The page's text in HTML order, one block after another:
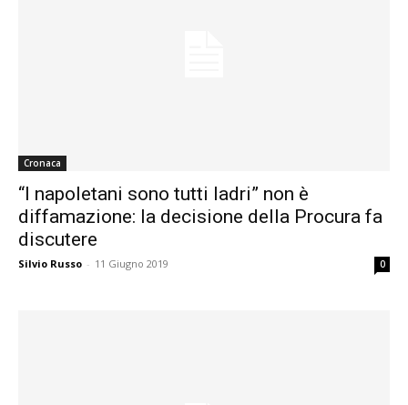
Cronaca
“I napoletani sono tutti ladri” non è
diffamazione: la decisione della Procura fa
discutere
Silvio Russo - 11 Giugno 2019 0